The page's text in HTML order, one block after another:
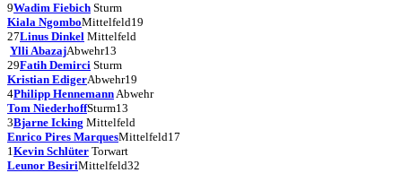
9Wadim Fiebich Sturm
Kiala NgomboMittelfeld19
27Linus Dinkel Mittelfeld
Ylli AbazajAbwehr13
29Fatih Demirci Sturm
Kristian EdigerAbwehr19
4Philipp HennemannAbwehr
Tom NiederhoffSturm13
3Bjarne Icking Mittelfeld
Enrico Pires MarquesMittelfeld17
1Kevin Schlüter Torwart
Leunor BesiriMittelfeld32